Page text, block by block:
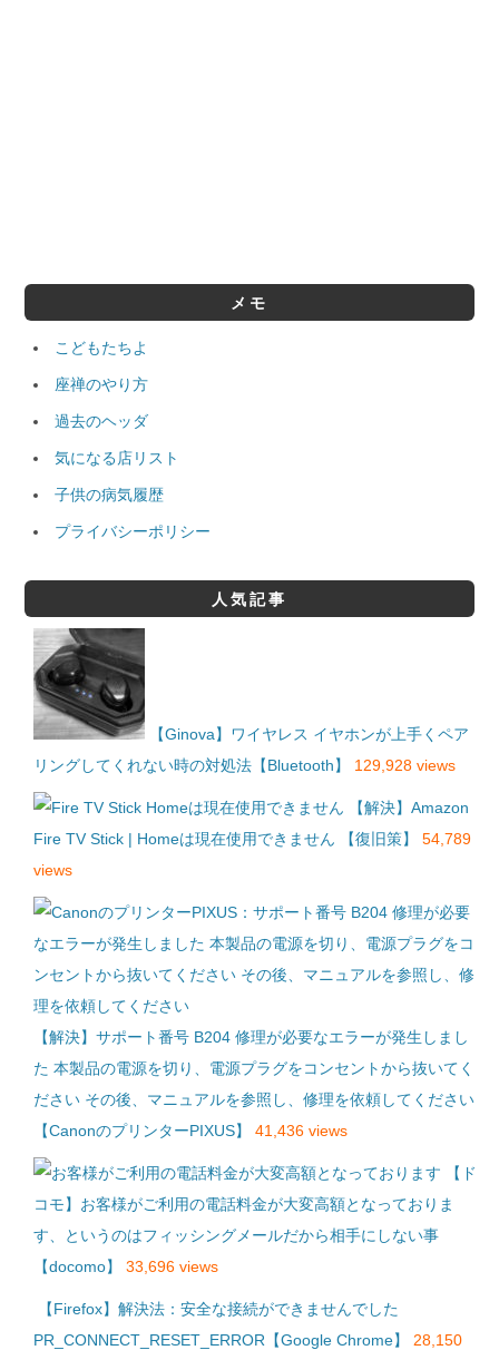
メモ
こどもたちよ
座禅のやり方
過去のヘッダ
気になる店リスト
子供の病気履歴
プライバシーポリシー
人気記事
【Ginova】ワイヤレス イヤホンが上手くペア
リングしてくれない時の対処法【Bluetooth】
129,928 views
【解決】Amazon
Fire TV Stick | Homeは現在使用できません 【復旧策】
54,789
views
【解決】サポート番号 B204 修理が必要なエラーが発生しまし
た 本製品の電源を切り、電源プラグをコンセントから抜いてく
ださい その後、マニュアルを参照し、修理を依頼してください
【CanonのプリンターPIXUS】
41,436 views
【ド
コモ】お客様がご利用の電話料金が大変高額となっておりま
す、というのはフィッシングメールだから相手にしない事
【docomo】
33,696 views
【Firefox】解決法：安全な接続ができませんでした
PR_CONNECT_RESET_ERROR【Google Chrome】
28,150